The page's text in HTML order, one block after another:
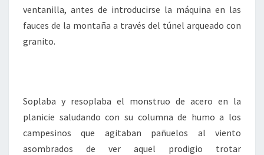
ventanilla, antes de introducirse la máquina en las
fauces de la montaña a través del túnel arqueado con
granito.
Soplaba y resoplaba el monstruo de acero en la
planicie saludando con su columna de humo a los
campesinos que agitaban pañuelos al viento
asombrados de ver aquel prodigio trotar